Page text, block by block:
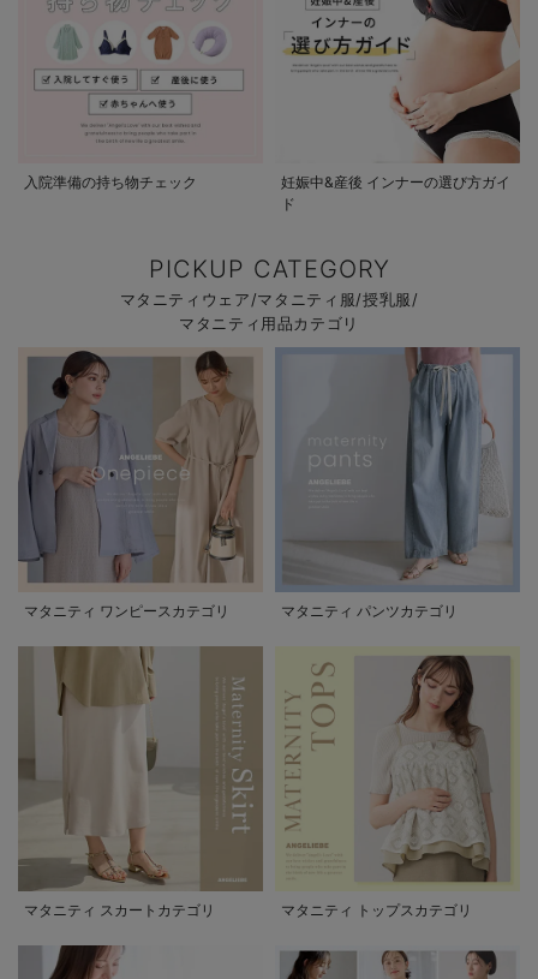
入院準備の持ち物チェック
妊娠中&産後 インナーの選び方ガイ
ド
PICKUP CATEGORY
マタニティウェア/マタニティ服/授乳服/
マタニティ用品カテゴリ
マタニティ ワンピースカテゴリ マタニティ パンツカテゴリ
マタニティ スカートカテゴリ マタニティ トップスカテゴリ